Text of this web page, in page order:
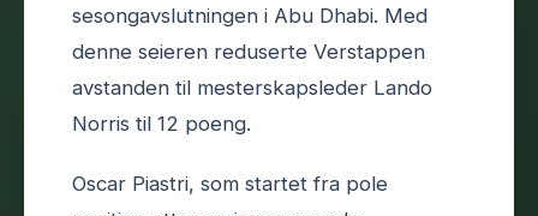
sesongavslutningen i Abu Dhabi. Med
denne seieren reduserte Verstappen
avstanden til mesterskapsleder Lando
Norris til 12 poeng.
Oscar Piastri, som startet fra pole